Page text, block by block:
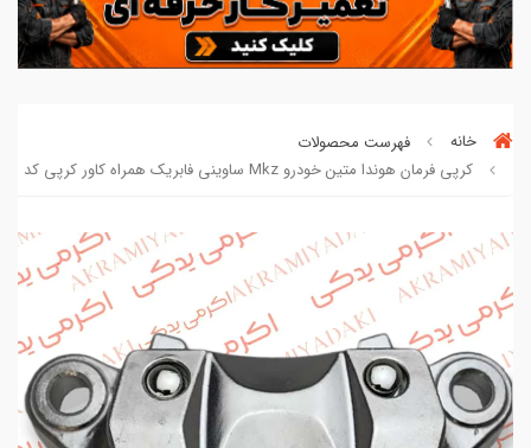
خانه
فهرست محصولات
کرپی فرمان هوندا متین خودرو Mkz ساوینی فابریک همراه کاور کرپی کد 791222